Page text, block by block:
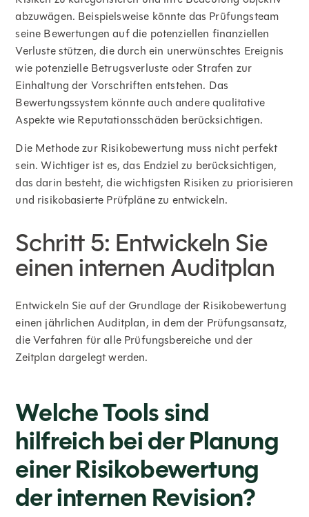
abzuwägen. Beispielsweise könnte das Prüfungsteam
seine Bewertungen auf die potenziellen finanziellen
Verluste stützen, die durch ein unerwünschtes Ereignis
wie potenzielle Betrugsverluste oder Strafen zur
Einhaltung der Vorschriften entstehen. Das
Bewertungssystem könnte auch andere qualitative
Aspekte wie Reputationsschäden berücksichtigen.
Die Methode zur Risikobewertung muss nicht perfekt
sein. Wichtiger ist es, das Endziel zu berücksichtigen,
das darin besteht, die wichtigsten Risiken zu priorisieren
und risikobasierte Prüfpläne zu entwickeln.
Schritt 5: Entwickeln Sie
einen internen Auditplan
Entwickeln Sie auf der Grundlage der Risikobewertung
einen jährlichen Auditplan, in dem der Prüfungsansatz,
die Verfahren für alle Prüfungsbereiche und der
Zeitplan dargelegt werden.
Welche Tools sind
hilfreich bei der Planung
einer Risikobewertung
der internen Revision?